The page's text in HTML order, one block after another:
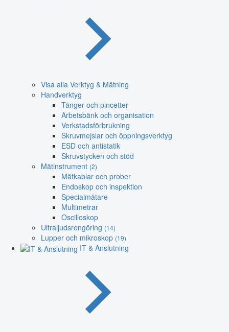
Visa alla Verktyg & Mätning
Handverktyg
Tänger och pincetter
Arbetsbänk och organisation
Verkstadsförbrukning
Skruvmejslar och öppningsverktyg
ESD och antistatik
Skruvstycken och stöd
Mätinstrument (2)
Mätkablar och prober
Endoskop och inspektion
Specialmätare
Multimetrar
Oscilloskop
Ultraljudsrengöring (14)
Lupper och mikroskop (19)
IT & Anslutning